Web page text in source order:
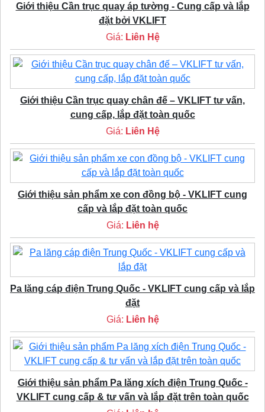
Giới thiệu Cần trục quay áp tường - Cung cấp và lắp
đặt bởi VKLIFT
Giá: Liên Hệ
Giới thiệu Cần trục quay chân đế – VKLIFT tư vấn,
cung cấp, lắp đặt toàn quốc
Giá: Liên Hệ
Giới thiệu sản phẩm xe con đồng bộ - VKLIFT cung
cấp và lắp đặt toàn quốc
Giá: Liên hệ
Pa lăng cáp điện Trung Quốc - VKLIFT cung cấp và lắp
đặt
Giá: Liên hệ
Giới thiệu sản phẩm Pa lăng xích điện Trung Quốc -
VKLIFT cung cấp & tư vấn và lắp đặt trên toàn quốc